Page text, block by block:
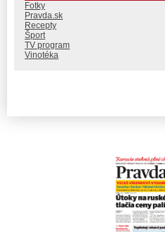
Fotky
Pravda.sk
Recepty
Šport
TV program
Vinotéka